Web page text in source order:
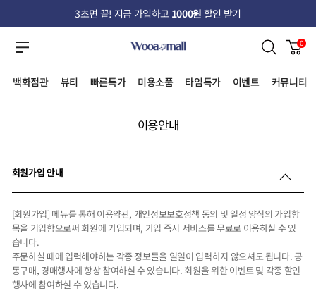
3초면 끝! 지금 가입하고 1000원 할인 받기
백화점관 뷰티 빠른특가 미용소품 타임특가 이벤트 커뮤니티
0
이용안내
회원가입 안내
[회원가입] 메뉴를 통해 이용약관, 개인정보보호정책 동의 및 일정 양식의 가입항
목을 기입함으로써 회원에 가입되며, 가입 즉시 서비스를 무료로 이용하실 수 있
습니다.
주문하실 때에 입력해야하는 각종 정보들을 일일이 입력하지 않으셔도 됩니다. 공
동구매, 경매행사에 항상 참여하실 수 있습니다. 회원을 위한 이벤트 및 각종 할인
행사에 참여하실 수 있습니다.